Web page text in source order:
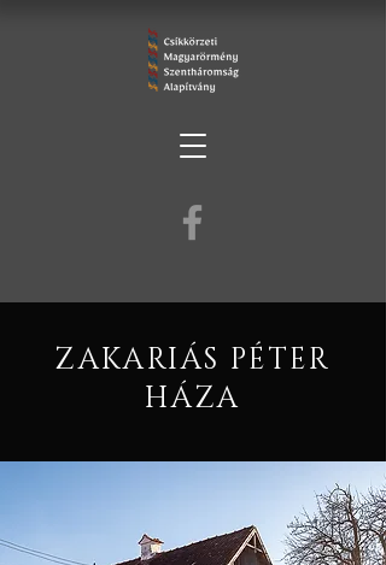
ZAKARIÁS PÉTER
HÁZA